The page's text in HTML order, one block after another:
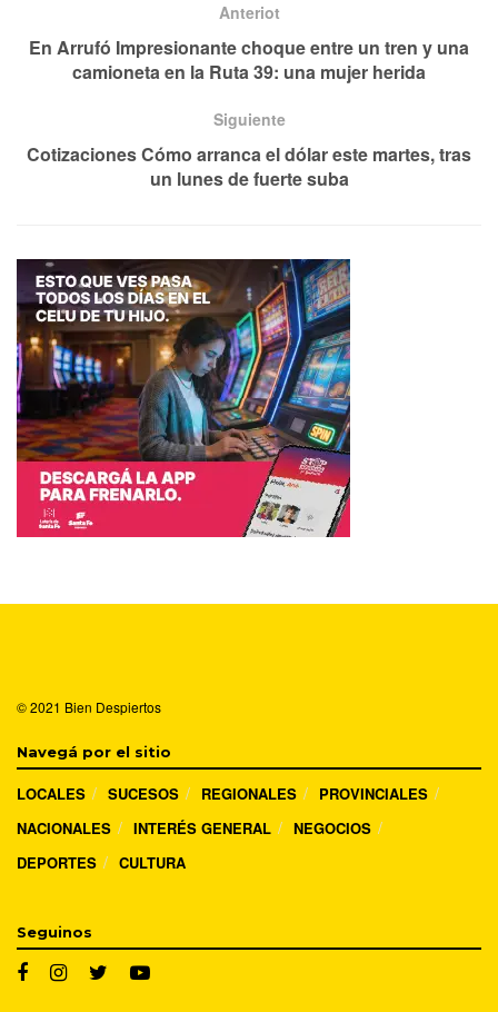
Anteriot
En Arrufó Impresionante choque entre un tren y una
camioneta en la Ruta 39: una mujer herida
Siguiente
Cotizaciones Cómo arranca el dólar este martes, tras
un lunes de fuerte suba
© 2021 Bien Despiertos
Navegá por el sitio
LOCALES SUCESOS REGIONALES
PROVINCIALES
NACIONALES
INTERÉS GENERAL
NEGOCIOS
DEPORTES
CULTURA
Seguinos